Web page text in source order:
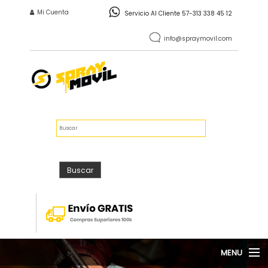
Pasar al contenido principal
INICIO DE SESIÓN
Mi Cuenta Servicio Al Cliente 57-313 338 45 12
info@spraymovil.com
FORMULARIO DE
BÚSQUEDA
Buscar
Buscar
MENU